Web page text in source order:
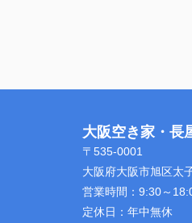
大阪空き家・長
〒535-0001
大阪府大阪市旭区太
営業時間： 9:30～
定休日： 年中無休